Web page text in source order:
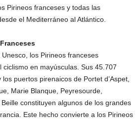
Pirineos franceses y todas las
el Mediterráneo al Atlántico.
los Pirineos franceses
ciclismo en mayúsculas. Sus 45.707
puertos pirenaicos de Portet d’Aspet,
Marie Blanque, Peyresourde,
constituyen algunos de los grandes
Este hecho convierte a los Pirineos